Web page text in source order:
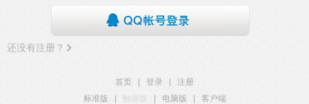
还没有注册？
首页 登录
注册
标准版
触屏版 电脑版
客户端